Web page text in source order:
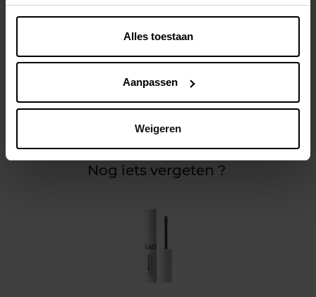
Alles toestaan
Aanpassen
Weigeren
Beschrijving
Gebruiksadvies
Kenmerken
Klantereview
Nog iets vergeten ?